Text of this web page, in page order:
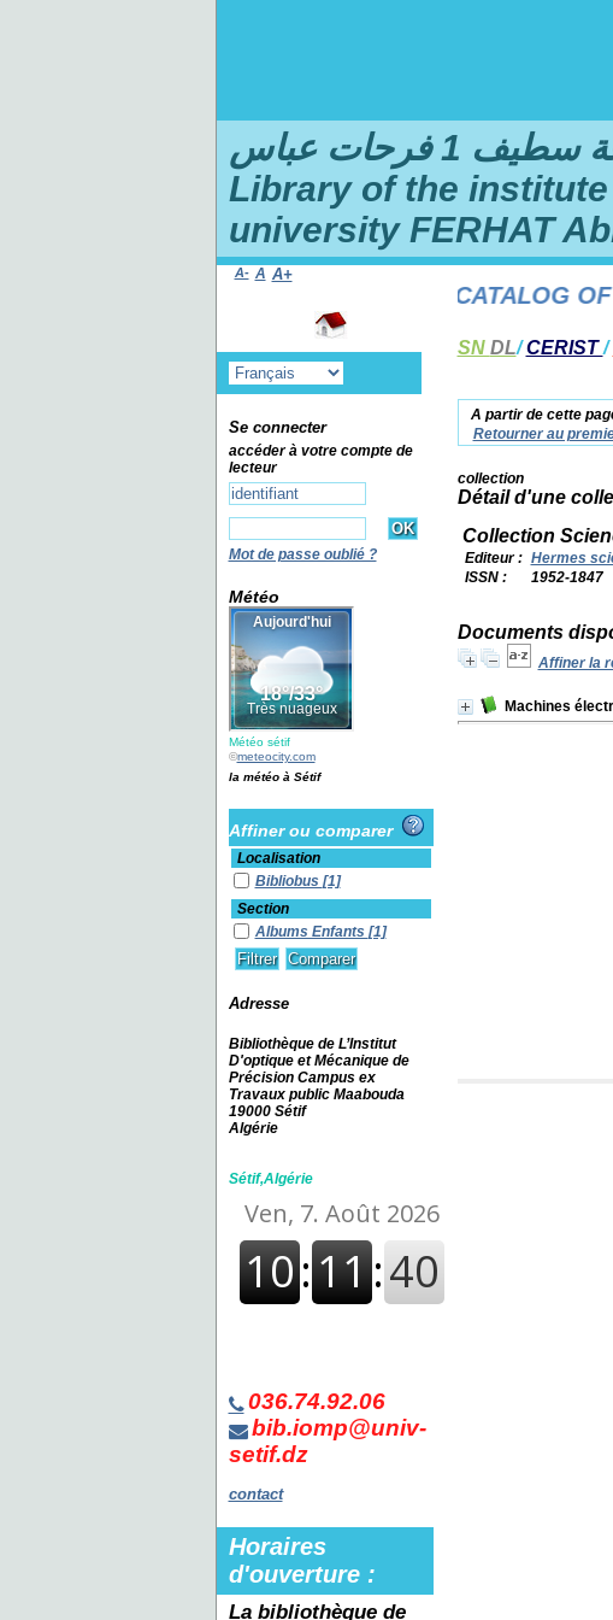
عباس
Library of the
university FERHAT
SN DL/CERIST/
A partir de cette
Retourner au
collection
Détail d'une
Collection
Editeur : Hermes
ISSN :
1952-1847
Documents
Affiner la
Machines
WELCOME TO THE ONLINE CATALOG OF
A- A A+
Se connecter
accéder à votre compte de
lecteur
Mot de passe oublié ?
Météo
Météo sétif
©meteocity.com
la météo à Sétif
Affiner ou comparer
Localisation
Bibliobus [1]
Section
Albums Enfants [1]
Adresse
Bibliothèque de L’Institut
D'optique et Mécanique de
Précision Campus ex
Travaux public Maabouda
19000 Sétif
Algérie
Sétif,Algérie
036.74.92.06
bib.iomp@univ-
setif.dz
contact
Horaires
d'ouverture :
La bibliothèque de